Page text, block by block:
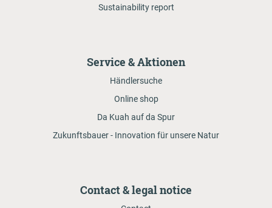
Sustainability report
Service & Aktionen
Händlersuche
Online shop
Da Kuah auf da Spur
Zukunftsbauer - Innovation für unsere Natur
Contact & legal notice